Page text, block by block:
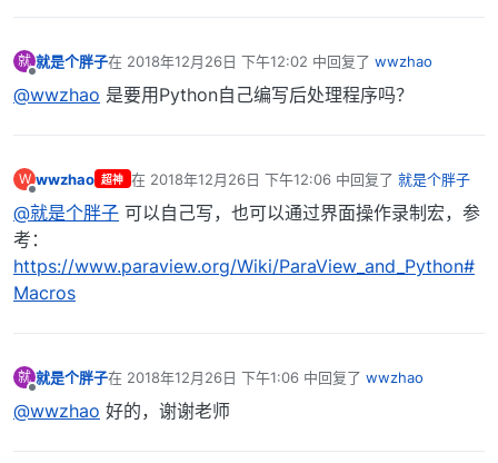
就 就是个胖子在 2018年12月26日 下午12:02 中回复了 wwzhao
最后由 编辑
@wwzhao 是要用Python自己编写后处理程序吗？
W
离线
wwzhao 超神 在 2018年12月26日 下午12:06中回复了 就是个胖子
最后由 编辑
@就是个胖子 可以自己写，也可以通过界面操作录制宏，参
考：
https://www.paraview.org/Wiki/ParaView_and_Python#
Macros
就 就是个胖子在 2018年12月26日 下午1:06 中回复了 wwzhao
最后由 编辑
@wwzhao 好的，谢谢老师